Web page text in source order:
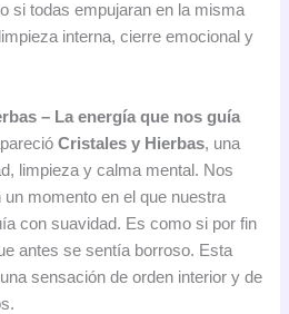
si todas empujaran en la misma
interna, cierre emocional y
– La energía que nos guía
Cristales y Hierbas, una
limpieza y calma mental. Nos
momento en el que nuestra
con suavidad. Es como si por fin
antes se sentía borroso. Esta
sensación de orden interior y de